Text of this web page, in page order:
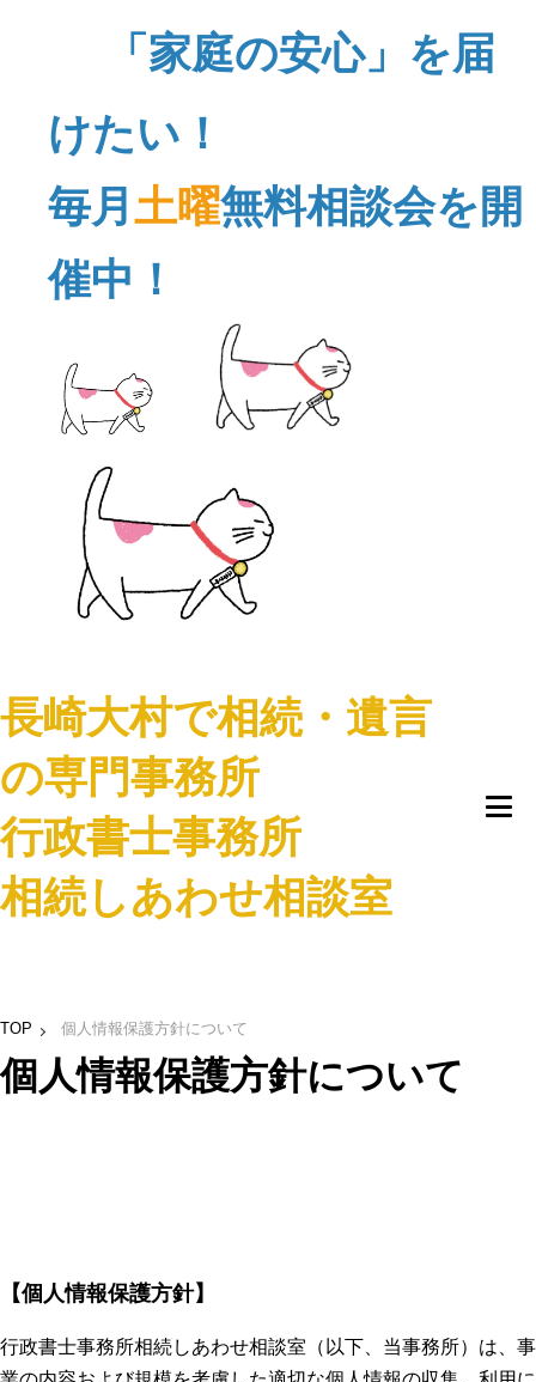
「家庭の安心」を届
けたい！
毎月 土曜無料相談会を開
催中！
長崎大村で相続・遺言
の専門事務所
行政書士事務所
相続しあわせ相談室
TOP 個人情報保護方針について
個人情報保護方針について
【個人情報保護方針】
行政書士事務所相続しあわせ相談室（以下、当事務所）は、事